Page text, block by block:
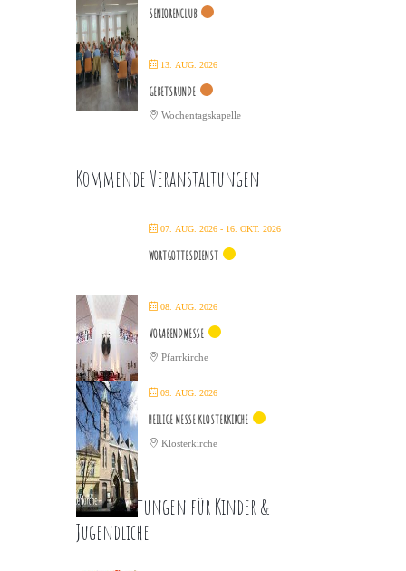
SENIORENCLUB
13. AUG. 2026
GEBETSRUNDE
Wochentagskapelle
Kommende Veranstaltungen
07. AUG. 2026 - 16. OKT. 2026
WORTGOTTESDIENST
08. AUG. 2026
VORABENDMESSE
Pfarrkirche
09. AUG. 2026
HEILIGE MESSE KLOSTERKIRCHE
Klosterkirche
Veranstaltungen für Kinder &
Jugendliche